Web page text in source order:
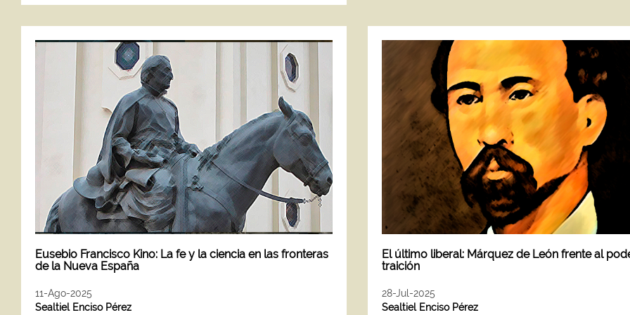
Eusebio Francisco Kino: La fe y la ciencia en las fronteras
de la Nueva España
11-Ago-2025
Sealtiel Enciso Pérez
El último liberal: Márquez de León frente al
traición
28-Jul-2025
Sealtiel Enciso Pérez